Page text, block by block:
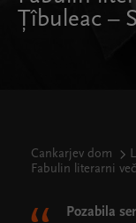
Țîbuleac –
Cankarjev dom
Fabulin literarni
Pozabila